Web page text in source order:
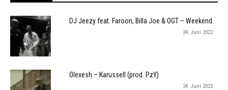
DJ Jeezy feat. Faroon, Billa Joe & OGT – Weekend
24. Juni 2022
Olexesh – Karussell (prod. PzY)
24. Juni 2022